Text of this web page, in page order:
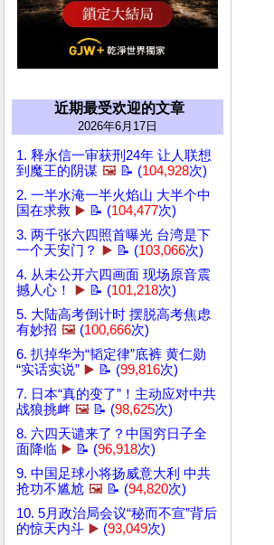
近期最受欢迎的文章
2026年6月17日
1. 释永信一审获刑24年 让人联想
到魔王的阴谋 🖼️ 📝 (104,928次)
2. 一半水淹一半火焰山 大半个中
国在求救 ▶️ 📝 (104,477次)
3. 两千张六四照首曝光 台湾是下
一个天安门？
▶️ 📝 (103,066次)
4. 从未公开六四画面 现场原音震
撼人心！
▶️ 📝 (101,218次)
5. 大陆高考倒计时 摆脱高考焦虑
有妙招 🖼️ (100,666次)
6. 扒掉华为“韬定律”底裤 黄仁勋
“实话实说” ▶️ 📝 (99,816次)
7. 日本“真的变了”！主动应对中共
战狼挑衅 🖼️ 📝 (98,625次)
8. 六四天谴来了？中国穷日子全
面降临 ▶️ 📝 (96,918次)
9. 中国足球小将扬威意大利 中共
抢功不尴尬 🖼️ 📝 (94,820次)
10. 5月政治局会议“秘而不宣”背后
的惊天内斗 ▶️ (93,049次)